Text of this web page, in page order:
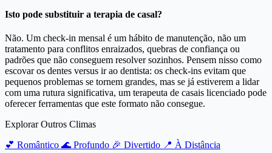
Isto pode substituir a terapia de casal?
Não. Um check-in mensal é um hábito de manutenção, não um
tratamento para conflitos enraizados, quebras de confiança ou
padrões que não conseguem resolver sozinhos. Pensem nisso como
escovar os dentes versus ir ao dentista: os check-ins evitam que
pequenos problemas se tornem grandes, mas se já estiverem a lidar
com uma rutura significativa, um terapeuta de casais licenciado pode
oferecer ferramentas que este formato não consegue.
Explorar Outros Climas
💕 Romântico 🌊 Profundo 🎉 Divertido 📍 À Distância